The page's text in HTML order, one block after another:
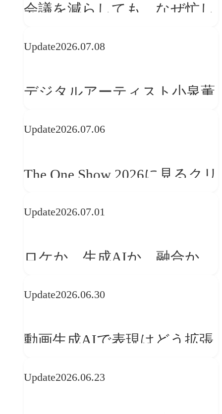
会議を減らしても、なぜ忙し
Update2026.07.08
デジタルアーティスト小泉薫
ークフロー設計と「ノイズと
Update2026.07.06
The One Show 2026に見るクリ
との接点を、ブランドらしい
Update2026.07.01
ロケか、生成AIか、融合か
おける「意思決定」のルール
Update2026.06.30
動画生成AIで表現はどう拡張
伸吾が語る、AI時代の「プロ
Update2026.06.23